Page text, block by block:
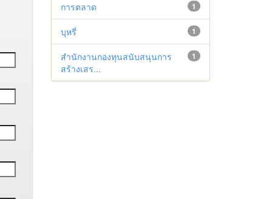
1
การตลาด
1
บุหรี่
1
สำนักงานกองทุนสนับสนุนการ
สร้างเสร...